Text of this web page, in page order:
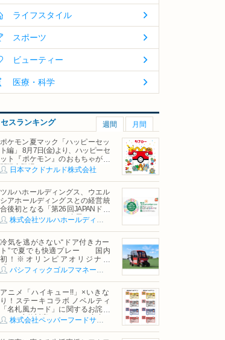
ライフスタイル
スポーツ
ビューティー
医療・科学
スランキング 週間 月間
ポケモン夏マック「ハッピーセッ
ト編」 8月7日(金)より、ハッピーセ
ット『ポケモン』のおもちゃが期
間限定登場
日本マクドナルド株式会社
ツルハホールディングス、ウエル
シアホールディングスとの経営統
合後初となる「第26回JAPANドラ
ッグストアショー」に出展
冷気を逃がさない“ドア付きカー
ト”で夏でも快適プレー 国内
初！※オリンピアオリジナル
「AirCon Cart（エアコンカー
ト）」導入 | ＰＧＭ
アニメ「ハイキュー!!」×いきな
り！ステーキコラボ ノベルティ
「名札風カード」に関するお詫び
および交換対応についてのご案内